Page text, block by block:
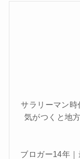
サラリーマン時
気がつくと地
ブロガー14年